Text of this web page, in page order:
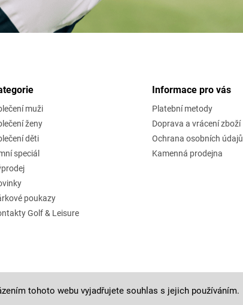
tohoto webu vyjadřujete souhlas s jejich používáním.
muži
ženy
děti
speciál
poukazy
Golf & Leisure
Informace pro vás
Platební metody
Doprava a vrácení zboží
Ochrana osobních údajů
Kamenná prodejna